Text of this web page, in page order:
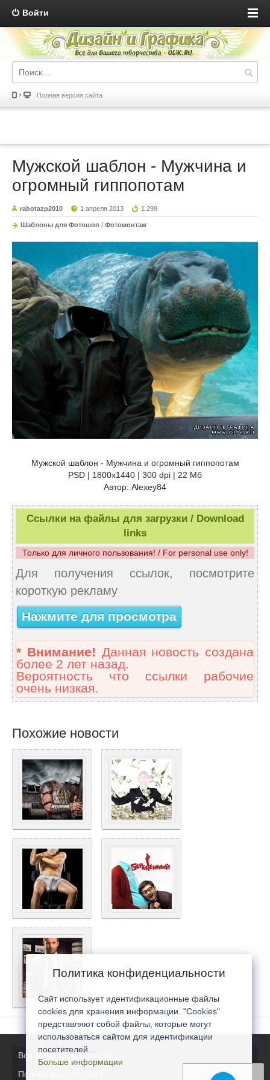
Войти
Полная версия сайта
Мужской шаблон - Мужчина и
огромный гиппопотам
rabotazp2010 1 апреля 2013 1 299
Шаблоны для Фотошоп / Фотомонтаж
Мужской шаблон - Мужчина и огромный гиппопотам
PSD | 1800x1440 | 300 dpi | 22 Мб
Автор: Alexey84
Ссылки на файлы для загрузки / Download
links
Только для личного пользования! / For personal use only!
Для получения ссылок, посмотрите
короткую рекламу
Нажмите для просмотра
* Внимание! Данная новость создана
более 2 лет назад.
Вероятность что ссылки рабочие
очень низкая.
Похожие новости
Все последние новости
Полная версия сайта
Политика конфиденциальности
Сайт использует идентификационные файлы
cookies для хранения информации. "Cookies"
представляют собой файлы, которые могут
использоваться сайтом для идентификации
посетителей...
Больше информации